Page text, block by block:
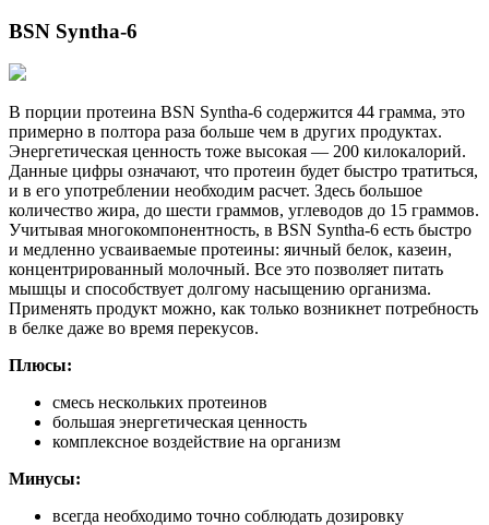
BSN Syntha-6
В порции протеина BSN Syntha-6 содержится 44 грамма, это
примерно в полтора раза больше чем в других продуктах.
Энергетическая ценность тоже высокая — 200 килокалорий.
Данные цифры означают, что протеин будет быстро тратиться,
и в его употреблении необходим расчет. Здесь большое
количество жира, до шести граммов, углеводов до 15 граммов.
Учитывая многокомпонентность, в BSN Syntha-6 есть быстро
и медленно усваиваемые протеины: яичный белок, казеин,
концентрированный молочный. Все это позволяет питать
мышцы и способствует долгому насыщению организма.
Применять продукт можно, как только возникнет потребность
в белке даже во время перекусов.
Плюсы:
смесь нескольких протеинов
большая энергетическая ценность
комплексное воздействие на организм
Минусы:
всегда необходимо точно соблюдать дозировку